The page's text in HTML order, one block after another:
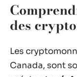
des
Les
Canada, sont